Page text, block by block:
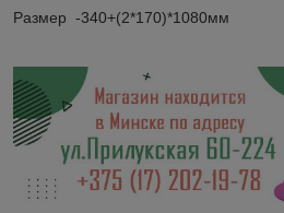
Размер -340+(2*170)*1080мм